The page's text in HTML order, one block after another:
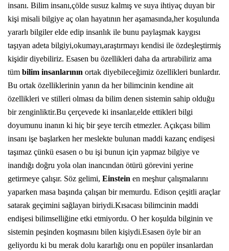
insanı. Bilim insanı,çölde susuz kalmış ve suya ihtiyaç duyan bir
kişi misali bilgiye aç olan hayatının her aşamasında,her koşulunda
yararlı bilgiler elde edip insanlık ile bunu paylaşmak kaygısı
taşıyan adeta bilgiyi,okumayı,araştırmayı kendisi ile özdeşleştirmiş
kişidir diyebiliriz. Esasen bu özellikleri daha da artırabiliriz ama
tüm bilim insanlarının ortak diyebileceğimiz özellikleri bunlardır.
Bu ortak özelliklerinin yanın da her bilimcinin kendine ait
özellikleri ve stilleri olması da bilim denen sistemin sahip olduğu
bir zenginliktir.Bu çerçevede ki insanlar,elde ettikleri bilgi
doyumunu inanın ki hiç bir şeye tercih etmezler. Açıkçası bilim
insanı işe başlarken her meslekte bulunan maddi kazanç endişesi
taşımaz çünkü esasen o bu işi bunun için yapmaz bilgiye ve
inandığı doğru yola olan inancından ötürü görevini yerine
getirmeye çalışır. Söz gelimi, Einstein en meşhur çalışmalarını
yaparken masa başında çalışan bir memurdu. Edison çeşitli araçlar
satarak geçimini sağlayan biriydi.Kısacası bilimcinin maddi
endişesi bilimselliğine etki etmiyordu. O her koşulda bilginin ve
sistemin peşinden koşmasını bilen kişiydi.Esasen öyle bir an
geliyordu ki bu merak dolu kararlığı onu en popüler insanlardan